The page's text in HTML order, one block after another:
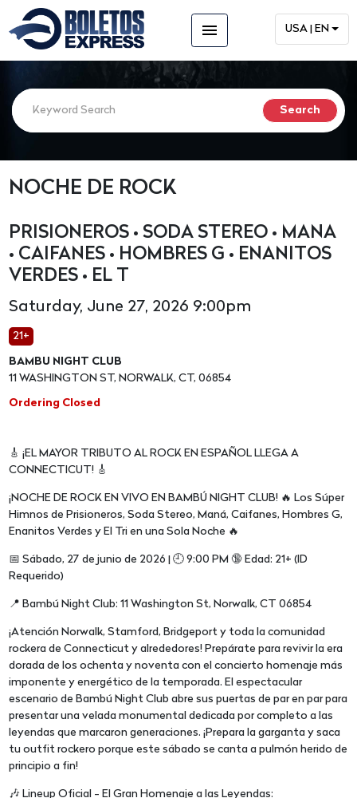
menu USA | EN
NOCHE DE ROCK
PRISIONEROS • SODA STEREO • MANA
• CAIFANES • HOMBRES G • ENANITOS
VERDES • EL T
Saturday, June 27, 2026 9:00pm
21+
BAMBU NIGHT CLUB
11 WASHINGTON ST, NORWALK, CT, 06854
Ordering Closed
🎸 ¡EL MAYOR TRIBUTO AL ROCK EN ESPAÑOL LLEGA A
CONNECTICUT! 🎸
¡NOCHE DE ROCK EN VIVO EN BAMBÚ NIGHT CLUB! 🔥 Los Súper
Himnos de Prisioneros, Soda Stereo, Maná, Caifanes, Hombres G,
Enanitos Verdes y El Tri en una Sola Noche 🔥
📅 Sábado, 27 de junio de 2026 | 🕘 9:00 PM 🔞 Edad: 21+ (ID
Requerido)
📍 Bambú Night Club: 11 Washington St, Norwalk, CT 06854
¡Atención Norwalk, Stamford, Bridgeport y toda la comunidad
rockera de Connecticut y alrededores! Prepárate para revivir la era
dorada de los ochenta y noventa con el concierto homenaje más
imponente y energético de la temporada. El espectacular
escenario de Bambú Night Club abre sus puertas de par en par para
presentar una velada monumental dedicada por completo a las
leyendas que marcaron generaciones. ¡Prepara la garganta y saca
tu outfit rockero porque este sábado se canta a pulmón herido de
principio a fin!
🎶 Lineup Oficial - El Gran Homenaje a las Leyendas: